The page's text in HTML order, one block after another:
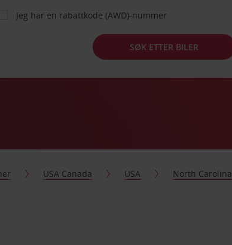
Jeg har en rabattkode (AWD)-nummer
SØK ETTER BILER
USA Canada USA
North Carolina